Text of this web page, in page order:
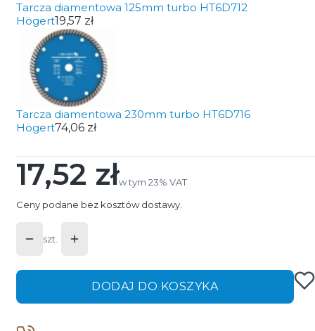
Tarcza diamentowa 125mm turbo HT6D712
Högert19,57 zł
Tarcza diamentowa 230mm turbo HT6D716
Högert74,06 zł
Cena
17,52 złw tym 23% VAT
w tym 23% VAT
Ceny podane bez kosztów dostawy.
szt.
DODAJ DO KOSZYKA